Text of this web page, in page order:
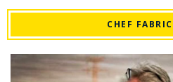
CHEF